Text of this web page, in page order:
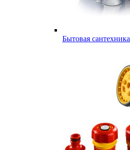
Бытовая сантехника